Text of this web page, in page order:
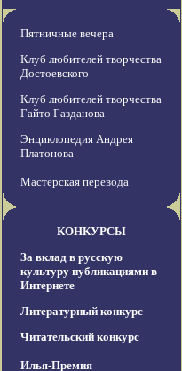
Пятничные вечера
Клуб любителей творчества
Достоевского
Клуб любителей творчества
Гайто Газданова
Энциклопедия Андрея
Платонова
Мастерская перевода
КОНКУРСЫ
За вклад в русскую
культуру публикациями в
Интернете
Литературный конкурс
Читательский конкурс
Илья-Премия